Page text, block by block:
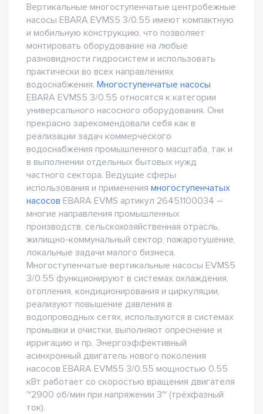
Вертикальные многоступенчатые центробежные
насосы EBARA EVMS5 3/0.55 имеют компактную
и мобильную конструкцию, что позволяет
монтировать оборудование на любые
разновидности гидросистем и использовать
практически во всех направлениях
водоснабжения. Многоступенчатые насосы
EBARA EVMS5 3/0.55 относятся к категории
универсального насосного оборудования. Они
прекрасно зарекомендовали себя как в
реализации задач коммерческого
водоснабжения промышленного масштаба, так и
в выполнении отдельных бытовых нужд
частного сектора. Ведущие сферы
использования и применения многоступенчатых
насосов EBARA EVMS артикул 26451100034 –
многие направления промышленных
производств, сельскохозяйственная отрасль,
жилищно-коммунальный сектор, пожаротушение,
локальные задачи малого бизнеса.
Многоступенчатые вертикальные насосы EVMS5
3/0.55 функционируют в системах охлаждения,
отопления, кондиционирования и циркуляции,
реализуют повышение давления в
водопроводных сетях, используются в системах
промывки и очистки, выполняют опреснение и
ирригацию и пр. Энергоэффективный
асинхронный двигатель нового поколения
насосов EBARA EVMS5 3/0.55 мощностью 0.55
кВт работает со скоростью вращения двигателя
~2900 об/мин при напряжении 3~ (трёхфазный
ток).